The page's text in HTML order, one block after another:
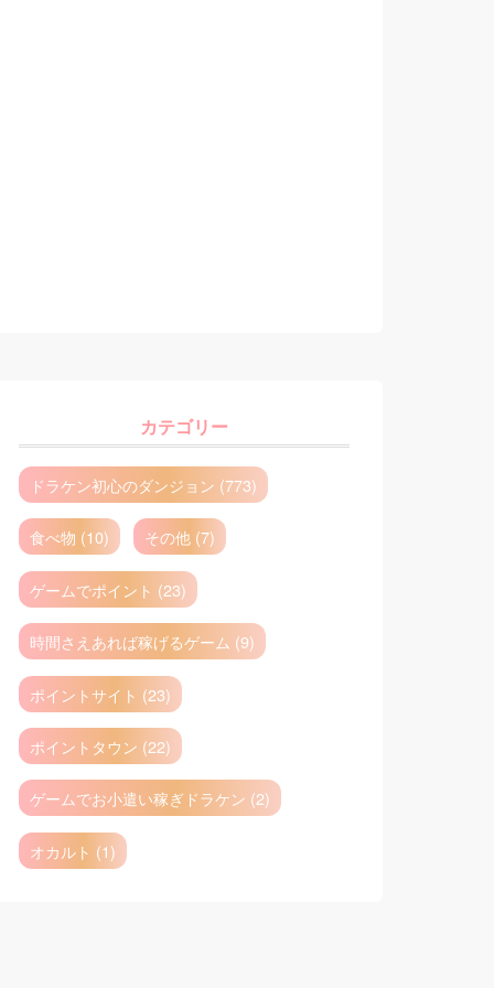
カテゴリー
ドラケン初心のダンジョン (773)
食べ物 (10) その他 (7)
ゲームでポイント (23)
時間さえあれば稼げるゲーム (9)
ポイントサイト (23)
ポイントタウン (22)
ゲームでお小遣い稼ぎドラケン (2)
オカルト (1)